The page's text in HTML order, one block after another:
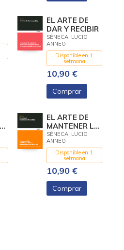
EL ARTE DE
DAR Y RECIBIR
SÉNECA, LUCIO
ANNEO
Disponible en 1
setmana
10,90 €
Comprar
EL ARTE DE
MANTENER LA
CALMA
SÉNECA, LUCIO
ANNEO
Disponible en 1
setmana
10,90 €
Comprar